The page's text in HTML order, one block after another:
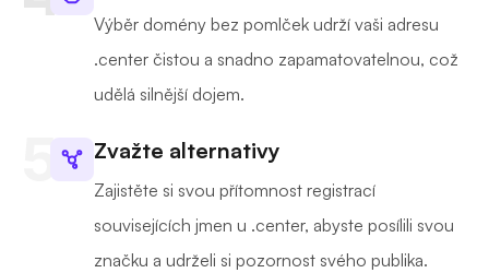
Výběr domény bez pomlček udrží vaši adresu
.center čistou a snadno zapamatovatelnou, což
udělá silnější dojem.
Zvažte alternativy
Zajistěte si svou přítomnost registrací
souvisejících jmen u .center, abyste posílili svou
značku a udrželi si pozornost svého publika.